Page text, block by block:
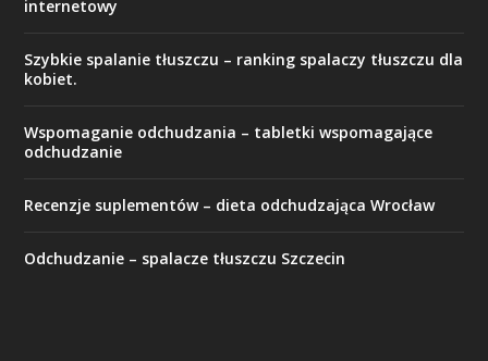
internetowy
Szybkie spalanie tłuszczu – ranking spalaczy tłuszczu dla
kobiet.
Wspomaganie odchudzania – tabletki wspomagające
odchudzanie
Recenzje suplementów – dieta odchudzająca Wrocław
Odchudzanie – spalacze tłuszczu Szczecin